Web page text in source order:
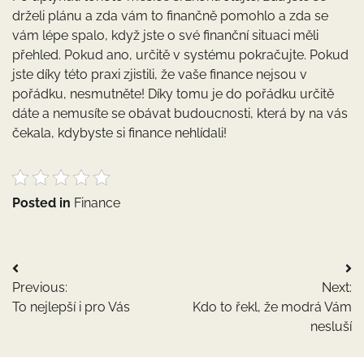
drželi plánu a zda vám to finančně pomohlo a zda se
vám lépe spalo, když jste o své finanční situaci měli
přehled. Pokud ano, určitě v systému pokračujte. Pokud
jste díky této praxi zjistili, že vaše finance nejsou v
pořádku, nesmutněte! Díky tomu je do pořádku určitě
dáte a nemusíte se obávat budoucnosti, která by na vás
čekala, kdybyste si finance nehlídali!
Posted in Finance
Navigace
pro
Previous:
To nejlepší i pro Vás
Next:
Kdo to řekl, že modrá Vám
nesluší